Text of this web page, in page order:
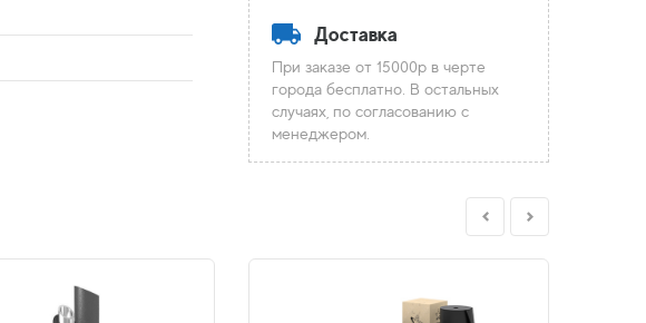
Доставка
При заказе от 15000р в черте
города бесплатно. В остальных
случаях, по согласованию с
менеджером.